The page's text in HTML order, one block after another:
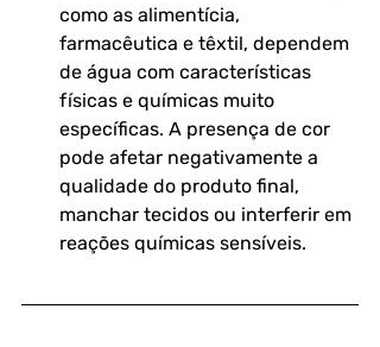
como as alimentícia,
farmacêutica e têxtil, dependem
de água com características
físicas e químicas muito
específicas. A presença de cor
pode afetar negativamente a
qualidade do produto final,
manchar tecidos ou interferir em
reações químicas sensíveis.